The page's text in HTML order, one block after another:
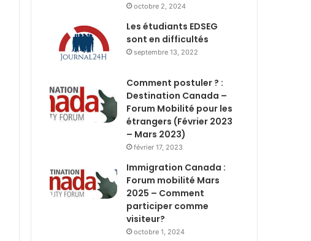
octobre 2, 2024
Les étudiants EDSEG
sont en difficultés
septembre 13, 2022
Comment postuler ? :
Destination Canada –
Forum Mobilité pour les
étrangers (Février 2023
– Mars 2023)
février 17, 2023
Immigration Canada :
Forum mobilité Mars
2025 – Comment
participer comme
visiteur?
octobre 1, 2024